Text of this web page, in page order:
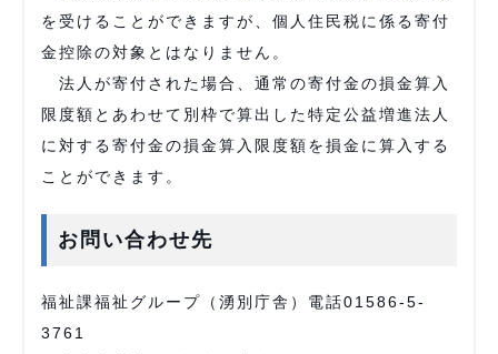
を受けることができますが、個人住民税に係る寄付
金控除の対象とはなりません。
法人が寄付された場合、通常の寄付金の損金算入
限度額とあわせて別枠で算出した特定公益増進法人
に対する寄付金の損金算入限度額を損金に算入する
ことができます。
お問い合わせ先
福祉課福祉グループ（湧別庁舎）電話01586-5-
3761